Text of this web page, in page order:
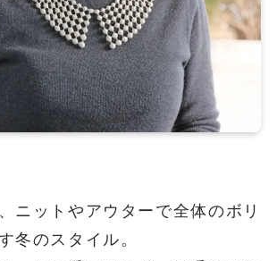
ニットやアウターで全体のボリ
冬のスタイル。